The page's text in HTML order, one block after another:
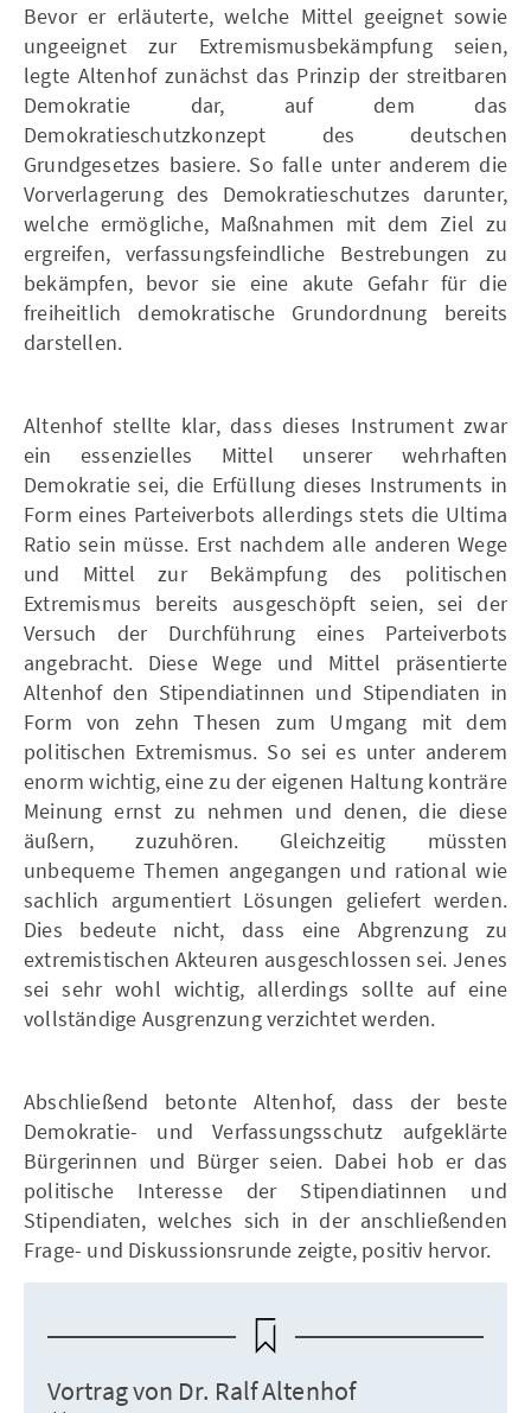
Bevor er erläuterte, welche Mittel geeignet sowie
ungeeignet zur Extremismusbekämpfung seien,
legte Altenhof zunächst das Prinzip der streitbaren
Demokratie dar, auf dem das
Demokratieschutzkonzept des deutschen
Grundgesetzes basiere. So falle unter anderem die
Vorverlagerung des Demokratieschutzes darunter,
welche ermögliche, Maßnahmen mit dem Ziel zu
ergreifen, verfassungsfeindliche Bestrebungen zu
bekämpfen, bevor sie eine akute Gefahr für die
freiheitlich demokratische Grundordnung bereits
darstellen.
Altenhof stellte klar, dass dieses Instrument zwar
ein essenzielles Mittel unserer wehrhaften
Demokratie sei, die Erfüllung dieses Instruments in
Form eines Parteiverbots allerdings stets die Ultima
Ratio sein müsse. Erst nachdem alle anderen Wege
und Mittel zur Bekämpfung des politischen
Extremismus bereits ausgeschöpft seien, sei der
Versuch der Durchführung eines Parteiverbots
angebracht. Diese Wege und Mittel präsentierte
Altenhof den Stipendiatinnen und Stipendiaten in
Form von zehn Thesen zum Umgang mit dem
politischen Extremismus. So sei es unter anderem
enorm wichtig, eine zu der eigenen Haltung konträre
Meinung ernst zu nehmen und denen, die diese
äußern, zuzuhören. Gleichzeitig müssten
unbequeme Themen angegangen und rational wie
sachlich argumentiert Lösungen geliefert werden.
Dies bedeute nicht, dass eine Abgrenzung zu
extremistischen Akteuren ausgeschlossen sei. Jenes
sei sehr wohl wichtig, allerdings sollte auf eine
vollständige Ausgrenzung verzichtet werden.
Abschließend betonte Altenhof, dass der beste
Demokratie- und Verfassungsschutz aufgeklärte
Bürgerinnen und Bürger seien. Dabei hob er das
politische Interesse der Stipendiatinnen und
Stipendiaten, welches sich in der anschließenden
Frage- und Diskussionsrunde zeigte, positiv hervor.
Vortrag von Dr. Ralf Altenhof